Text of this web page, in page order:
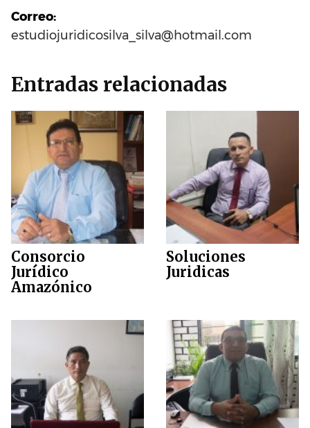
Correo:
estudiojuridicosilva_silva@hotmail.com
Entradas relacionadas
Consorcio
Jurídico
Amazónico
Soluciones
Juridicas